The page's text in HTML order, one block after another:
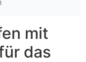
mit
das